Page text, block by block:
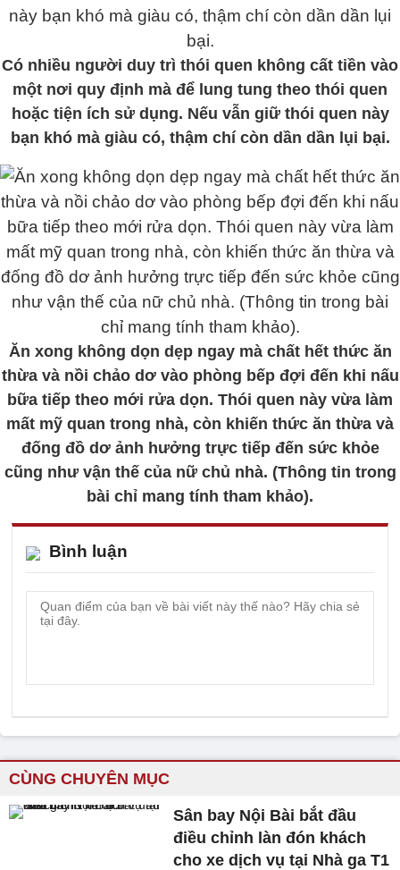
Có nhiều người duy trì thói quen không cất tiền vào
một nơi quy định mà để lung tung theo thói quen
hoặc tiện ích sử dụng. Nếu vẫn giữ thói quen này
bạn khó mà giàu có, thậm chí còn dần dần lụi bại.
Ăn xong không dọn dẹp ngay mà chất hết thức ăn
thừa và nồi chảo dơ vào phòng bếp đợi đến khi nấu
bữa tiếp theo mới rửa dọn. Thói quen này vừa làm
mất mỹ quan trong nhà, còn khiến thức ăn thừa và
đống đồ dơ ảnh hưởng trực tiếp đến sức khỏe
cũng như vận thế của nữ chủ nhà. (Thông tin trong
bài chỉ mang tính tham khảo).
Bình luận
CÙNG CHUYÊN MỤC
Sân bay Nội Bài bắt đầu
điều chỉnh làn đón khách
cho xe dịch vụ tại Nhà ga T1